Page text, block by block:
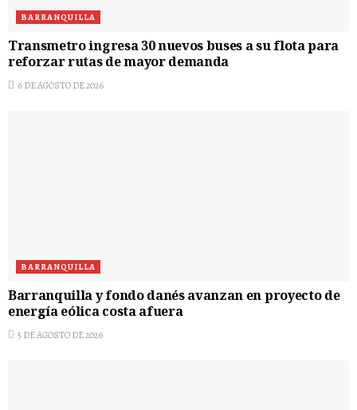
BARRANQUILLA
Transmetro ingresa 30 nuevos buses a su flota para
reforzar rutas de mayor demanda
6 DE AGOSTO DE 2026
BARRANQUILLA
Barranquilla y fondo danés avanzan en proyecto de
energía eólica costa afuera
5 DE AGOSTO DE 2026